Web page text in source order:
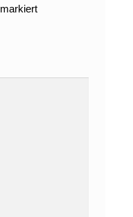
markiert